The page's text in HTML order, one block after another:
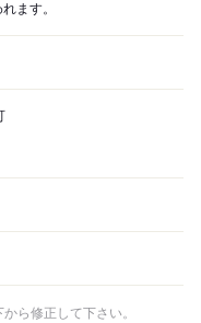
ます。
ら修正して下さい。